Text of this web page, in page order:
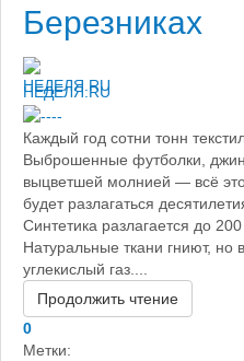
Березниках
НЕДЕЛЯ.RU
Каждый год сотни тонн
Выброшенные футболки,
выцветшей молнией — всё
будет разлагаться
Синтетика разлагается до
Натуральные ткани гниют,
углекислый газ....
Продолжить чтение
0
Метки: